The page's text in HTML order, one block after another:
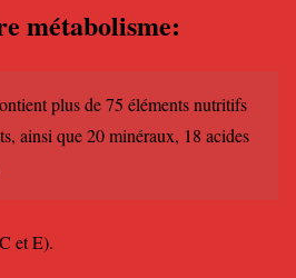
métabolisme:
plus de 75 éléments nutritifs
ainsi que 20 minéraux, 18 acides
et E).